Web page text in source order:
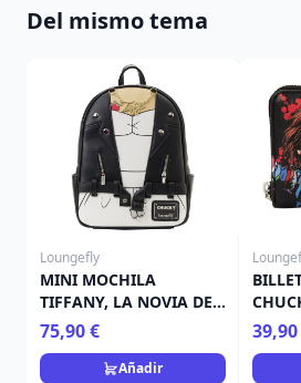
Del mismo tema
Loungefly
MINI MOCHILA
TIFFANY, LA NOVIA DE
CHUCKY – LOUNGEFLY
UNIVERSAL
75,90 €
Añadir